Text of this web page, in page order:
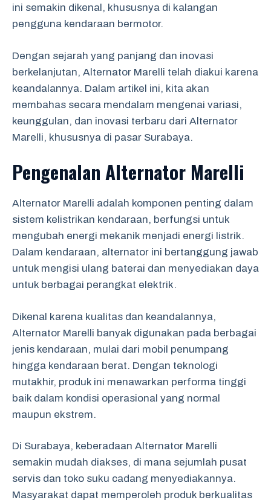
ini semakin dikenal, khususnya di kalangan
pengguna kendaraan bermotor.
Dengan sejarah yang panjang dan inovasi
berkelanjutan, Alternator Marelli telah diakui karena
keandalannya. Dalam artikel ini, kita akan
membahas secara mendalam mengenai variasi,
keunggulan, dan inovasi terbaru dari Alternator
Marelli, khususnya di pasar Surabaya.
Pengenalan Alternator Marelli
Alternator Marelli adalah komponen penting dalam
sistem kelistrikan kendaraan, berfungsi untuk
mengubah energi mekanik menjadi energi listrik.
Dalam kendaraan, alternator ini bertanggung jawab
untuk mengisi ulang baterai dan menyediakan daya
untuk berbagai perangkat elektrik.
Dikenal karena kualitas dan keandalannya,
Alternator Marelli banyak digunakan pada berbagai
jenis kendaraan, mulai dari mobil penumpang
hingga kendaraan berat. Dengan teknologi
mutakhir, produk ini menawarkan performa tinggi
baik dalam kondisi operasional yang normal
maupun ekstrem.
Di Surabaya, keberadaan Alternator Marelli
semakin mudah diakses, di mana sejumlah pusat
servis dan toko suku cadang menyediakannya.
Masyarakat dapat memperoleh produk berkualitas